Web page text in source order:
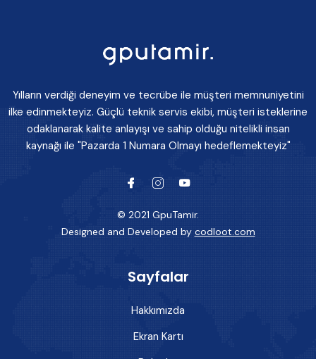
Yılların verdiği deneyim ve tecrübe ile müşteri memnuniyetini
ilke edinmekteyiz. Güçlü teknik servis ekibi, müşteri isteklerine
odaklanarak kalite anlayışı ve sahip olduğu nitelikli insan
kaynağı ile "Pazarda 1 Numara Olmayı hedeflemekteyiz"
© 2021 GpuTamir.
Designed and Developed by codloot.com
Sayfalar
Hakkımızda
Ekran Kartı